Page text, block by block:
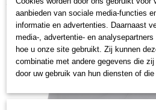
aanbieden van sociale media-functies
informatie en advertenties. Daarnaast
media-, advertentie- en
hoe u onze site gebruikt. Zij kunnen
combinatie met andere gegevens die
door uw gebruik van hun diensten of